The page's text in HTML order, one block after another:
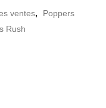
ventes,
Poppers
Rush